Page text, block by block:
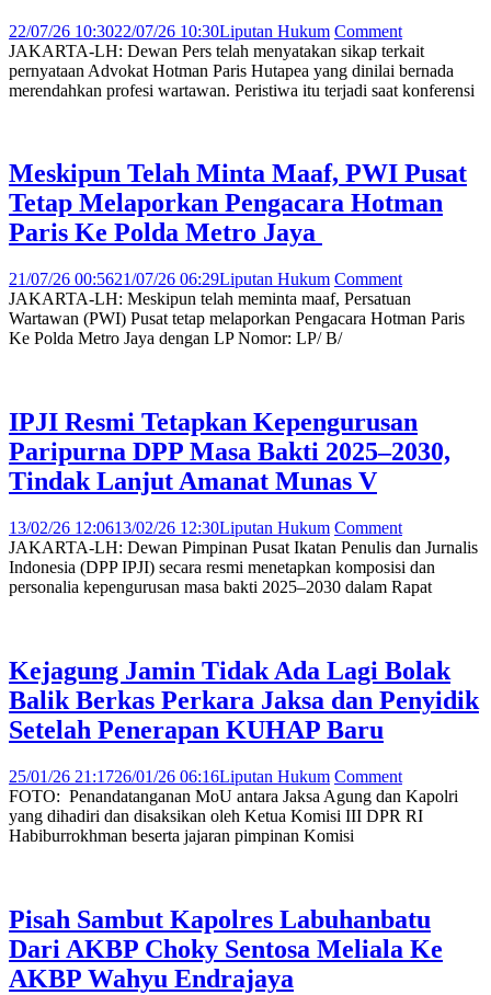
22/07/26 10:3022/07/26 10:30Liputan Hukum Comment
JAKARTA-LH: Dewan Pers telah menyatakan sikap terkait
pernyataan Advokat Hotman Paris Hutapea yang dinilai bernada
merendahkan profesi wartawan. Peristiwa itu terjadi saat konferensi
Meskipun Telah Minta Maaf, PWI Pusat
Tetap Melaporkan Pengacara Hotman
Paris Ke Polda Metro Jaya
21/07/26 00:5621/07/26 06:29Liputan Hukum Comment
JAKARTA-LH: Meskipun telah meminta maaf, Persatuan
Wartawan (PWI) Pusat tetap melaporkan Pengacara Hotman Paris
Ke Polda Metro Jaya dengan LP Nomor: LP/ B/
IPJI Resmi Tetapkan Kepengurusan
Paripurna DPP Masa Bakti 2025–2030,
Tindak Lanjut Amanat Munas V
13/02/26 12:0613/02/26 12:30Liputan Hukum Comment
JAKARTA-LH: Dewan Pimpinan Pusat Ikatan Penulis dan Jurnalis
Indonesia (DPP IPJI) secara resmi menetapkan komposisi dan
personalia kepengurusan masa bakti 2025–2030 dalam Rapat
Kejagung Jamin Tidak Ada Lagi Bolak
Balik Berkas Perkara Jaksa dan Penyidik
Setelah Penerapan KUHAP Baru
25/01/26 21:1726/01/26 06:16Liputan Hukum Comment
FOTO: Penandatanganan MoU antara Jaksa Agung dan Kapolri
yang dihadiri dan disaksikan oleh Ketua Komisi III DPR RI
Habiburrokhman beserta jajaran pimpinan Komisi
Pisah Sambut Kapolres Labuhanbatu
Dari AKBP Choky Sentosa Meliala Ke
AKBP Wahyu Endrajaya